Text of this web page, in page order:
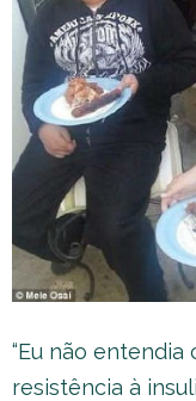
“Eu não
resistência à